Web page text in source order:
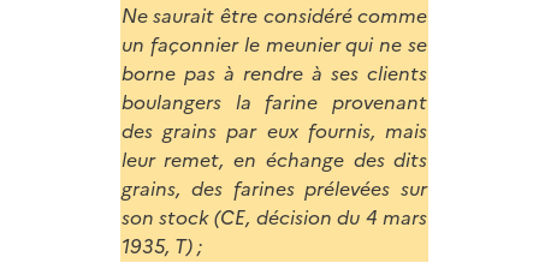
Ne saurait être considéré comme
un façonnier le meunier qui ne se
borne pas à rendre à ses clients
boulangers la farine provenant
des grains par eux fournis, mais
leur remet, en échange des dits
grains, des farines prélevées sur
son stock (CE, décision du 4 mars
1935, T) ;